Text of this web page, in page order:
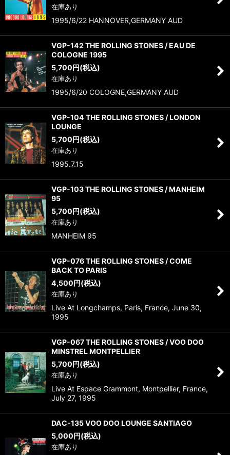
在庫あり
1995/6/22 HANNOVER,GERMANY AUD
VGP-142 THE ROLLING STONES / EAU DE
COLOGNE 1995
5,700円(税込)
在庫あり
1995/6/20 COLOGNE,GERMANY AUD
VGP-104 THE ROLLING STONES / LONDON
LOUNGE
5,700円(税込)
在庫あり
1995.7.15
VGP-103 THE ROLLING STONES / MANHEIM
95
5,700円(税込)
在庫あり
MANHEIM 95
VGP-076 THE ROLLING STONES / COME
BACK TO PARIS
4,500円(税込)
在庫あり
Live At Longchamps, Paris, France, June 30,
1995
VGP-067 THE ROLLING STONES / VOO DOO
MINSTREL MONTPELLIER
5,700円(税込)
在庫あり
Live At Espace Grammont, Montpellier, France,
July 27, 1995
DAC-135 VOO DOO LOUNGE SANTIAGO
5,000円(税込)
在庫あり